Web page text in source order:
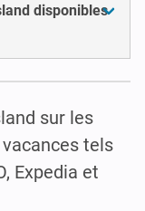
disponibles
sur les
tels
Expedia et